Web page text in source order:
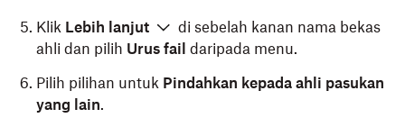
Klik Lebih lanjut
di sebelah kanan nama bekas
ahli dan pilih Urus fail daripada menu.
Pilih pilihan untuk Pindahkan kepada ahli pasukan
yang lain.